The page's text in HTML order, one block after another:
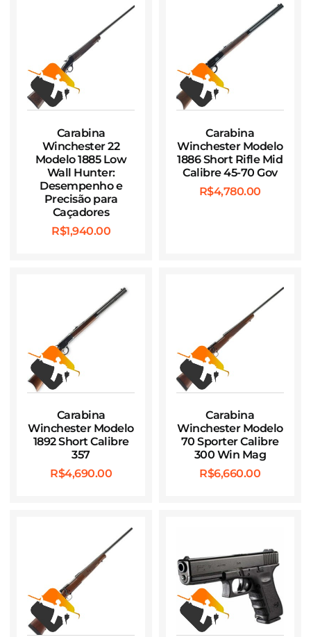
Carabina
Winchester 22
Modelo 1885 Low
Wall Hunter:
Desempenho e
Precisão para
Caçadores
R$1,940.00
Carabina
Winchester Modelo
1886 Short Rifle Mid
Calibre 45-70 Gov
R$4,780.00
Carabina
Winchester Modelo
1892 Short Calibre
357
R$4,690.00
Carabina
Winchester Modelo
70 Sporter Calibre
300 Win Mag
R$6,660.00